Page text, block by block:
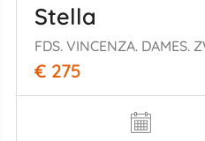
Stella
FDS. VINCENZA. DAMES.
€ 275